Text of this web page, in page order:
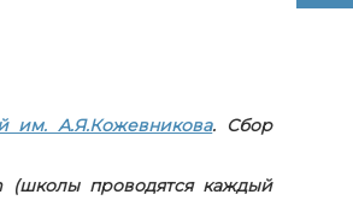
им. А.Я.Кожевникова. Сбор
(школы проводятся каждый